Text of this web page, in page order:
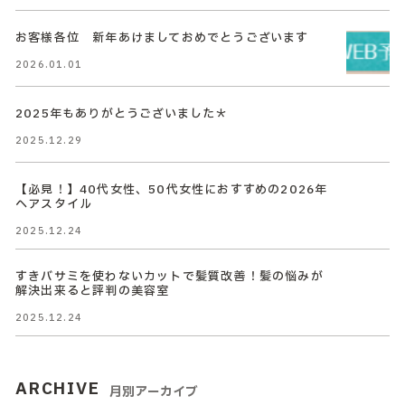
お客様各位 新年あけましておめでとうございます
2026.01.01
2025年もありがとうございました＊
2025.12.29
【必見！】40代女性、50代女性におすすめの2026年
ヘアスタイル
2025.12.24
すきバサミを使わないカットで髪質改善！髪の悩みが
解決出来ると評判の美容室
2025.12.24
ARCHIVE 月別アーカイブ